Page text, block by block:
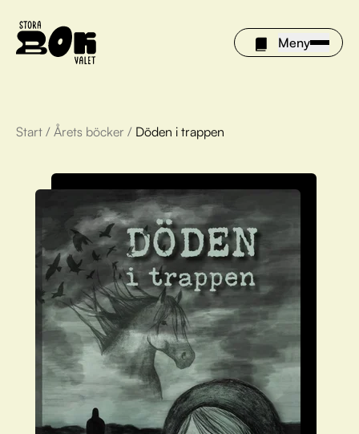
Meny
Årets böcker
Om Stora bokvalet
Olivia tipsar
Vinnare
FAQ
För bibliotek
Start / Årets böcker / Döden i trappen